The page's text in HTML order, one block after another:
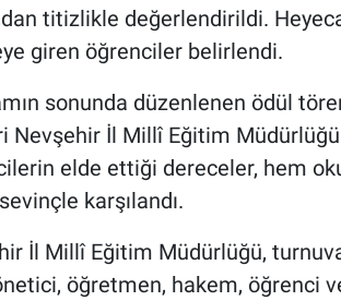
titizlikle değerlendirildi.
giren öğrenciler belirlendi.
sonunda düzenlenen ödül
Nevşehir İl Millî Eğitim
elde ettiği dereceler, hem
karşılandı.
İl Millî Eğitim Müdürlüğü,
öğretmen, hakem, öğrenci